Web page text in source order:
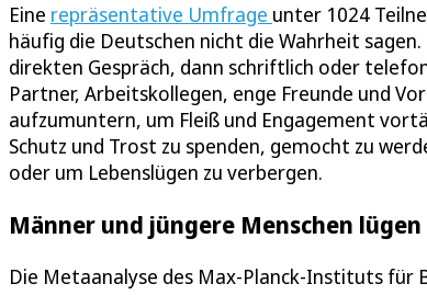
Eine repräsentative Umfrage unter 1024
häufig die Deutschen nicht die Wahrheit
direkten Gespräch, dann schriftlich oder
Partner, Arbeitskollegen, enge Freunde und
aufzumuntern, um Fleiß und Engagement
Schutz und Trost zu spenden, gemocht zu
oder um Lebenslügen zu verbergen.
Männer und jüngere Menschen
Die Metaanalyse des Max-Planck-Instituts für